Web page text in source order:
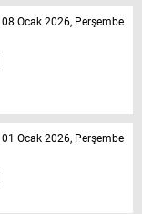
08 Ocak 2026, Perşembe
01 Ocak 2026, Perşembe